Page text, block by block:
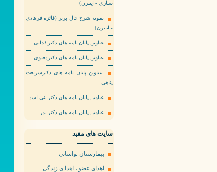
ستاری - اینترن)
نمونه شرح حال برتر (فائزه فرهادی
- اینترن)
عناوین پایان نامه های دکتر فدایی
عناوین پایان نامه های دکترمعنوی
عناوین پایان نامه های دکترشریعت
پناهی
عناوین پایان نامه های دکتر بنی اسد
عناوین پایان نامه های دکتر بدر
سایت های مفید
بیمارستان لواسانی
اهدای عضو ، اهدا ی زندگی